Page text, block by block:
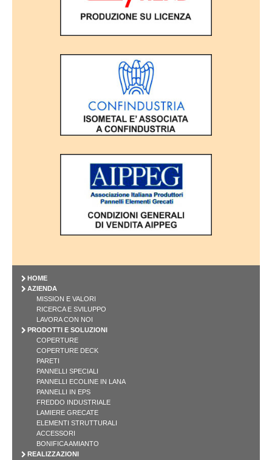
HOME
AZIENDA
MISSION E VALORI
RICERCA E SVILUPPO
LAVORA CON NOI
PRODOTTI E SOLUZIONI
COPERTURE
COPERTURE DECK
PARETI
PANNELLI SPECIALI
PANNELLI ECOLINE IN LANA
PANNELLI IN EPS
FREDDO INDUSTRIALE
LAMIERE GRECATE
ELEMENTI STRUTTURALI
ACCESSORI
BONIFICA AMIANTO
REALIZZAZIONI